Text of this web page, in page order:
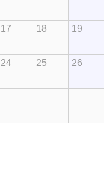
17 18 19
24 25 26